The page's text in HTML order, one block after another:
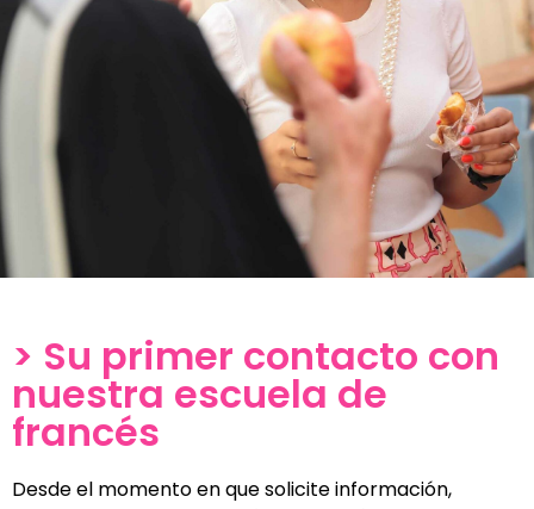
Bienvenida y vida
estudiantil
Una acogida y un acompañamiento
personalizados desde su primer
> Su primer contacto con
nuestra escuela de
francés
Desde el momento en que solicite información,